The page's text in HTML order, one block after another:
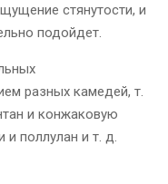
стянутости, и
подойдет.
разных камедей, т.
и конжаковую
поллулан и т. д.